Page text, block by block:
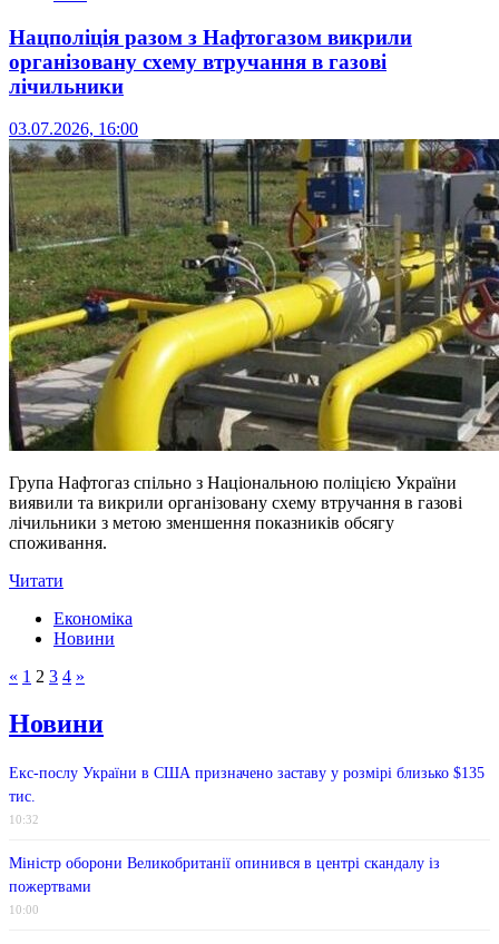
Нацполіція разом з Нафтогазом викрили
організовану схему втручання в газові
лічильники
03.07.2026, 16:00
Група Нафтогаз спільно з Національною поліцією України
виявили та викрили організовану схему втручання в газові
лічильники з метою зменшення показників обсягу
споживання.
Читати
Економіка
Новини
« 1 2 3 4 »
Новини
Екс-послу України в США призначено заставу у розмірі близько $135
тис.
10:32
Міністр оборони Великобританії опинився в центрі скандалу із
пожертвами
10:00